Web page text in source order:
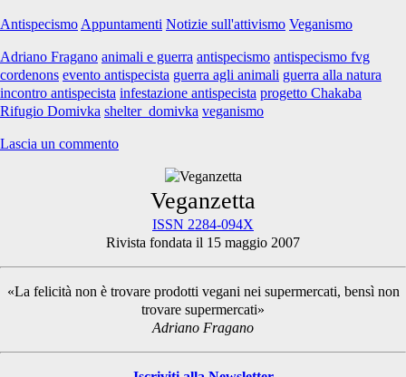
guerra
la
Natura
e
gli
Antispecismo Appuntamenti Notizie sull'attivismo Veganismo
Adriano Fragano animali e guerra antispecismo antispecismo fvg
cordenons evento antispecista guerra agli animali guerra alla natura
incontro antispecista infestazione antispecista progetto Chakaba
Rifugio Domivka shelter_domivka veganismo
Lascia un commento
Sidebar
Veganzetta
ISSN 2284-094X
Rivista fondata il 15 maggio 2007
«La felicità non è trovare prodotti vegani nei supermercati, bensì non
trovare supermercati»
Adriano Fragano